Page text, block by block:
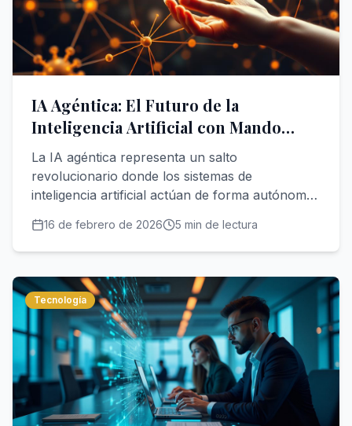
IA Agéntica: El Futuro de la
Inteligencia Artificial con Mando
Humano
La IA agéntica representa un salto
revolucionario donde los sistemas de
inteligencia artificial actúan de forma autónoma,
personas. Descubre por qué el mando humano
es la clave.
16 de febrero de 2026 5 min de lectura
Tecnología